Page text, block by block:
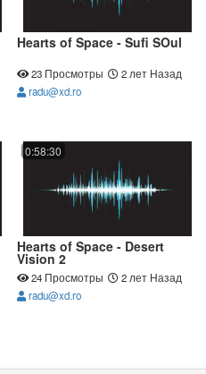
Hearts of Space - Sufi SOul
23 Просмотры
2 лет Назад
radu@xd.ro
0:58:30
Hearts of Space - Desert
Vision 2
24 Просмотры
2 лет Назад
radu@xd.ro